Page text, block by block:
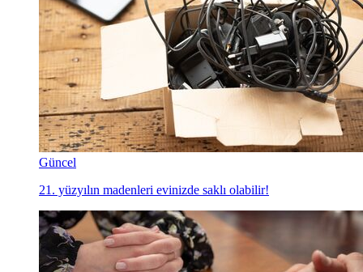
Güncel
21. yüzyılın madenleri evinizde saklı olabilir!